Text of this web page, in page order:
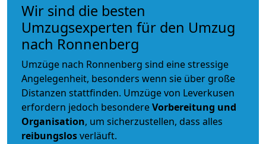
Wir sind die besten
Umzugsexperten für den Umzug
nach Ronnenberg
Umzüge nach Ronnenberg sind eine stressige
Angelegenheit, besonders wenn sie über große
Distanzen stattfinden. Umzüge von Leverkusen
erfordern jedoch besondereVorbereitung und
Organisation, um sicherzustellen, dass alles
reibungslosverläuft.